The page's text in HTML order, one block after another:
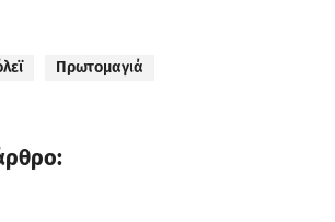
Πρωτομαγιά